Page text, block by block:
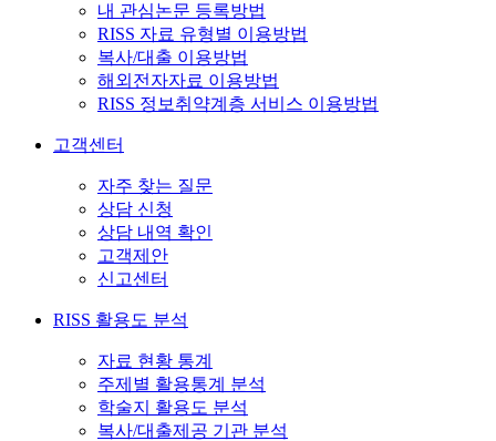
내 관심논문 등록방법
RISS 자료 유형별 이용방법
복사/대출 이용방법
해외전자자료 이용방법
RISS 정보취약계층 서비스 이용방법
고객센터
자주 찾는 질문
상담 신청
상담 내역 확인
고객제안
신고센터
RISS 활용도 분석
자료 현황 통계
주제별 활용통계 분석
학술지 활용도 분석
복사/대출제공 기관 분석